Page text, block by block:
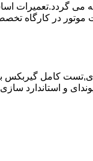
می گردد.تعمیرات
موتور در کارگاه
کامل گیربکس
و استاندارد سازی